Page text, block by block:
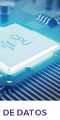
DE DATOS